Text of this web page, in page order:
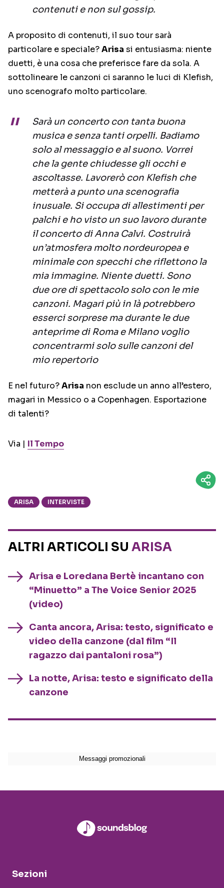
contenuti e non sul gossip.
A proposito di contenuti, il suo tour sarà
particolare e speciale?Arisa si entusiasma: niente
duetti, è una cosa che preferisce fare da sola. A
sottolineare le canzoni ci saranno le luci di Klefish,
uno scenografo molto particolare.
Sarà un concerto con tanta buona
musica e senza tanti orpelli. Badiamo
solo al messaggio e al suono. Vorrei
che la gente chiudesse gli occhi e
ascoltasse. Lavorerò con Klefish che
metterà a punto una scenografia
inusuale. Si occupa di allestimenti per
palchi e ho visto un suo lavoro durante
il concerto di Anna Calvi. Costruirà
un’atmosfera molto nordeuropea e
minimale con specchi che riflettono la
mia immagine. Niente duetti. Sono
due ore di spettacolo solo con le mie
canzoni. Magari più in là potrebbero
esserci sorprese ma durante le due
anteprime di Roma e Milano voglio
concentrarmi solo sulle canzoni del
mio repertorio
E nel futuro?Arisa non esclude un anno all’estero,
magari in Messico o a Copenhagen. Esportazione
di talenti?
Via | Il Tempo
ARISA INTERVISTE
ALTRI ARTICOLI SU ARISA
Arisa e Loredana Bertè incantano con
“Minuetto” a The Voice Senior 2025
(video)
Canta ancora, Arisa: testo, significato e
video della canzone (dal film “Il
ragazzo dai pantaloni rosa”)
La notte, Arisa: testo e significato della
canzone
Sezioni